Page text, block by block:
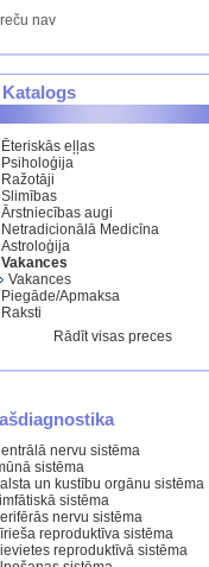
nav
Katalogs
Ēteriskās eļļas
Psiholoģija
Ražotāji
Slimības
Ārstniecības augi
Netradicionālā Medicīna
Astroloģija
Vakances
Vakances
Piegāde/Apmaksa
Raksti
Rādīt visas preces
nervu sistēma
sistēma
un kustību orgānu sistēma
sistēma
nervu sistēma
reproduktīva sistēma
reproduktīvā sistēma